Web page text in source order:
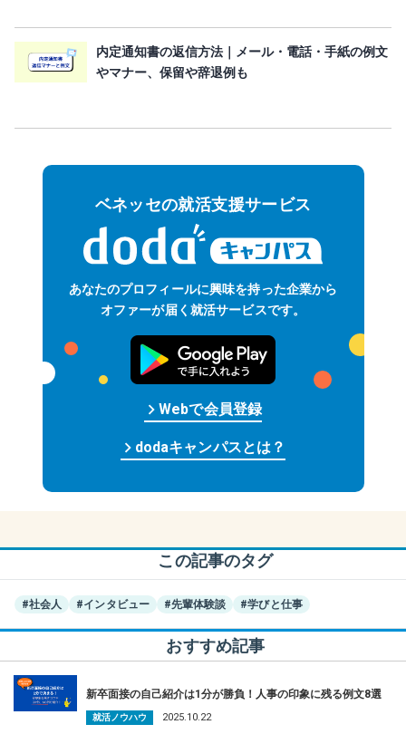
内定通知書の返信方法｜メール・電話・手紙の例文
やマナー、保留や辞退例も
ベネッセの就活支援サービス
あなたのプロフィールに興味を持った企業から
オファーが届く 就活サービスです。
keyboard_arrow_rightdodaキャンパスとは？
keyboard_arrow_rightWebで会員登録
この記事のタグ
#社会人 #インタビュー #先輩体験談 #学びと仕事
おすすめ記事
新卒面接の自己紹介は1分が勝負！人事の印象に残る例文8選
就活ノウハウ 2025.10.22